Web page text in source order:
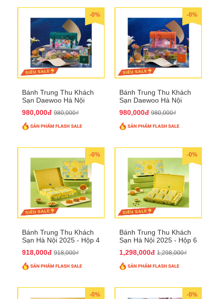
-0%
Bánh Trung Thu Khách
Sạn Daewoo Hà Nội
QTTT30
980,000đ 980,000₫
-0%
Bánh Trung Thu Khách
Sạn Daewoo Hà Nội
QTTT31
980,000đ 980,000₫
-0%
Bánh Trung Thu Khách
Sạn Hà Nội 2025 - Hộp 4
918,000đ 918,000₫
-0%
Bánh Trung Thu Khách
Sạn Hà Nội 2025 - Hộp 6
1,298,000đ 1,298,000₫
-0% -0%